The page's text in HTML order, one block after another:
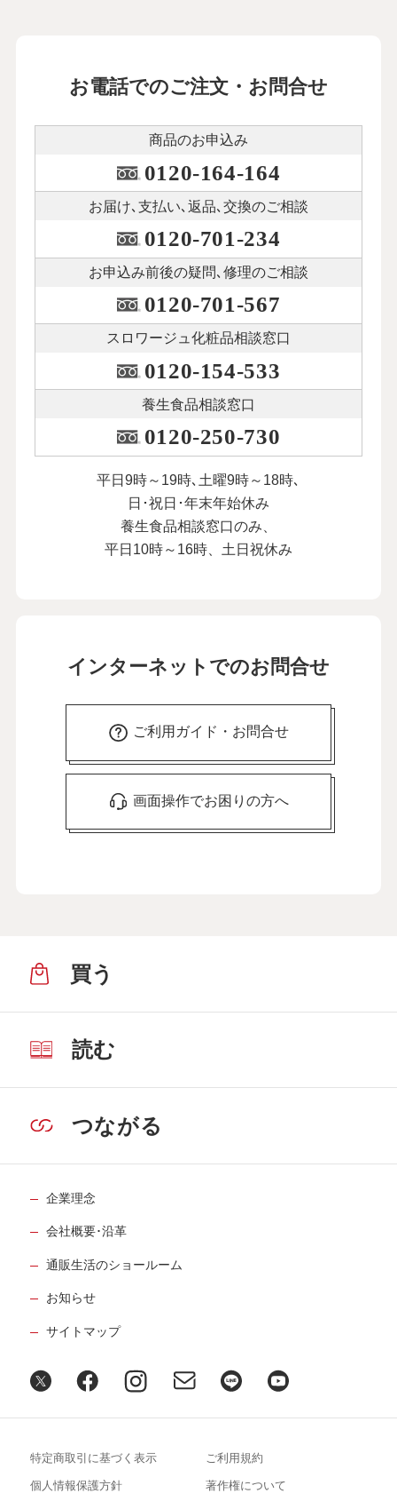
お電話でのご注文・お問合せ
商品のお申込み
0120-164-164
お届け､支払い､ 返品､交換のご相談
0120-701-234
お申込み前後の疑問､修理のご相談
0120-701-567
スロワージュ化粧品相談窓口
0120-154-533
養生食品相談窓口
0120-250-730
平日9時～19時､土曜9時～18時､
日･祝日･年末年始休み
養生食品相談窓口のみ、
平日10時～16時、土日祝休み
インターネットでのお問合せ
ご利用ガイド・お問合せ
画面操作でお困りの方へ
買う
読む
つながる
企業理念
会社概要･沿革
通販生活のショールーム
お知らせ
サイトマップ
特定商取引に基づく表示 ご利用規約
個人情報保護方針 著作権について